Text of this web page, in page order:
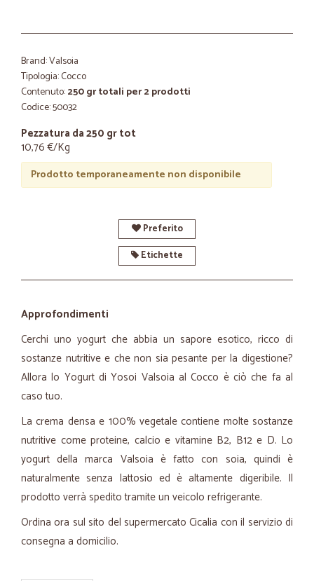
Brand: Valsoia
Tipologia: Cocco
Contenuto:250 gr totali per 2 prodotti
Codice: 50032
Pezzatura da 250 gr tot
10,76 €/Kg
Prodotto temporaneamente non disponibile
Preferito
Etichette
Approfondimenti
Cerchi uno yogurt che abbia un sapore esotico, ricco di
sostanze nutritive e che non sia pesante per la digestione?
Allora lo Yogurt di Yosoi Valsoia al Cocco è ciò che fa al
caso tuo.
La crema densa e 100% vegetale contiene molte sostanze
nutritive come proteine, calcio e vitamine B2, B12 e D. Lo
yogurt della marca Valsoia è fatto con soia, quindi è
naturalmente senza lattosio ed è altamente digeribile. Il
prodotto verrà spedito tramite un veicolo refrigerante.
Ordina ora sul sito del supermercato Cicalia con il servizio di
consegna a domicilio.